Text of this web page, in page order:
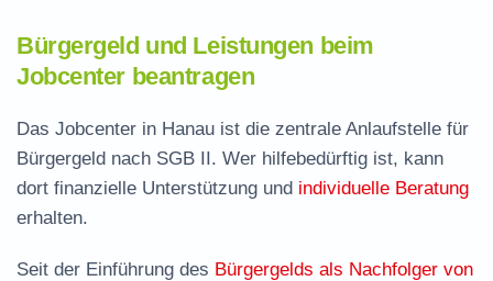
Bürgergeld und Leistungen beim
Jobcenter beantragen
Das Jobcenter in Hanau ist die zentrale Anlaufstelle für
Bürgergeld nach SGB II. Wer hilfebedürftig ist, kann
dort finanzielle Unterstützung und individuelle Beratung
erhalten.
Seit der Einführung des Bürgergelds als Nachfolger von